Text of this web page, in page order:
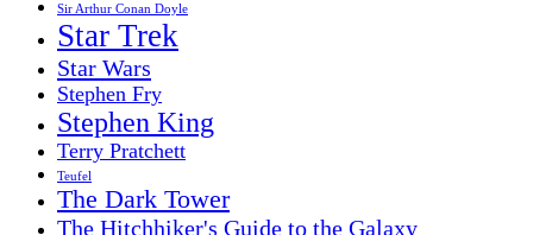
Sir Arthur Conan Doyle
Star Trek
Star Wars
Stephen Fry
Stephen King
Terry Pratchett
Teufel
The Dark Tower
The Hitchhiker's Guide to the Galaxy